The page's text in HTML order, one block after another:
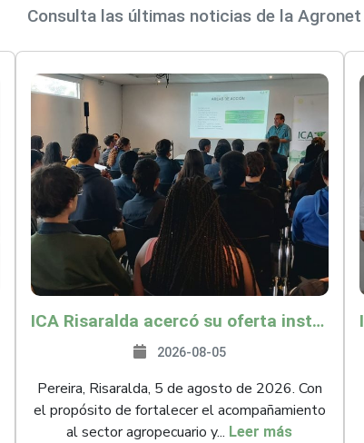
Consulta las últimas noticias de la Agronet
ICA Risaralda acercó su oferta institucional a productores y emprendedores en Expocamello
2026-08-05
Pereira, Risaralda, 5 de agosto de 2026. Con
el propósito de fortalecer el acompañamiento
al sector agropecuario y... Leer más